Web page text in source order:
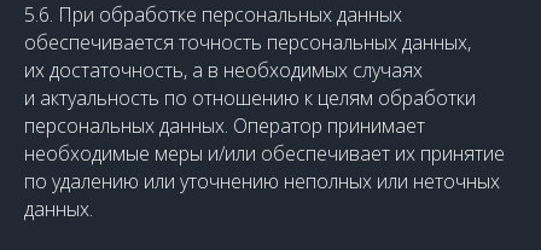
5.6. При обработке персональных данных
обеспечивается точность персональных данных,
их достаточность, а в необходимых случаях
и актуальность по отношению к целям обработки
персональных данных. Оператор принимает
необходимые меры и/или обеспечивает их принятие
по удалению или уточнению неполных или неточных
данных.